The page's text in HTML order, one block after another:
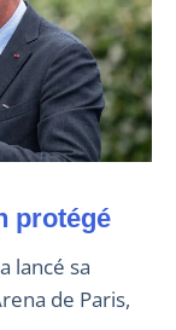
protégé
de Paris,